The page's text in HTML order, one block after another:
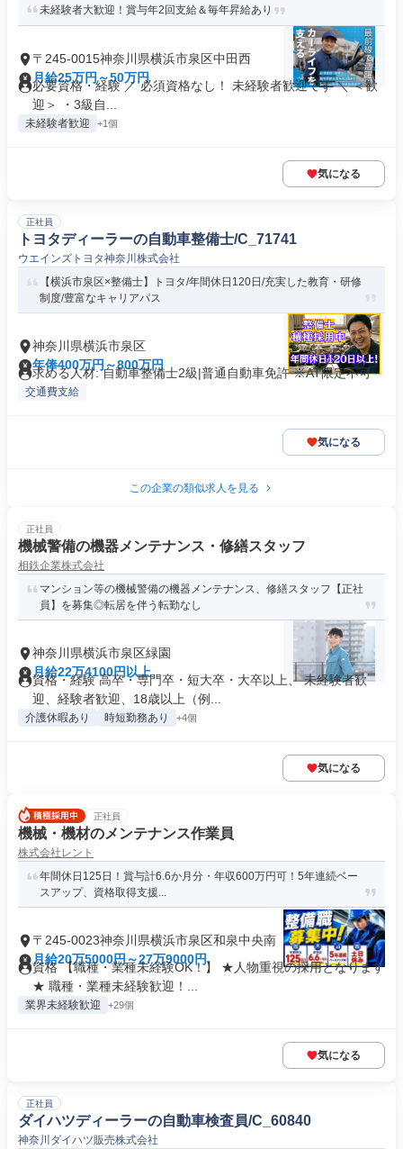
未経験者大歓迎！賞与年2回支給＆毎年昇給あり
〒245-0015神奈川県横浜市泉区中田西
月給25万円～50万円
必要資格・経験 ／ 必須資格なし！ 未経験者歓迎です ＼ ＜歓
迎＞ ・3級自...
未経験者歓迎 +1個
気になる
正社員
トヨタディーラーの自動車整備士/C_71741
ウエインズトヨタ神奈川株式会社
【横浜市泉区×整備士】トヨタ/年間休日120日/充実した教育・研修
制度/豊富なキャリアパス
神奈川県横浜市泉区
年俸400万円～800万円
求める人材: 自動車整備士2級|普通自動車免許 ※AT限定不可
交通費支給
気になる
この企業の類似求人を見る
正社員
機械警備の機器メンテナンス・修繕スタッフ
相鉄企業株式会社
マンション等の機械警備の機器メンテナンス、修繕スタッフ【正社
員】を募集◎転居を伴う転勤なし
神奈川県横浜市泉区緑園
月給22万4100円以上
資格・経験 高卒・専門卒・短大卒・大卒以上、 未経験者歓
迎、経験者歓迎、18歳以上（例...
介護休暇あり 時短勤務あり +4個
気になる
正社員
機械・機材のメンテナンス作業員
株式会社レント
年間休日125日！賞与計6.6か月分・年収600万円可！5年連続ベー
スアップ、資格取得支援...
〒245-0023神奈川県横浜市泉区和泉中央南
月給20万5000円～27万9000円
資格 【職種・業種未経験OK！】 ★人物重視の採用となります
★ 職種・業種未経験歓迎！...
業界未経験歓迎 +29個
気になる
正社員
ダイハツディーラーの自動車検査員/C_60840
神奈川ダイハツ販売株式会社